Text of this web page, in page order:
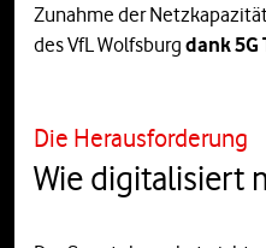
Zunahme der
des VfL Wolfsburg dank
Die Herausforderung
Wie digitalisiert